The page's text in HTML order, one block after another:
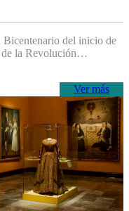
Bicentenario del inicio de
de la Revolución…
Ver más